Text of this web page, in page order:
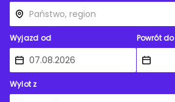
Wyjazd od Powrót do
Wylot z